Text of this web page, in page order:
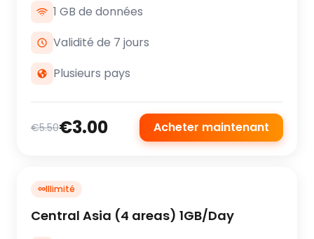
1 GB de données
Validité de 7 jours
Plusieurs pays
€5.50€3.00 Acheter maintenant
∞Illimité
Central Asia (4 areas) 1GB/Day